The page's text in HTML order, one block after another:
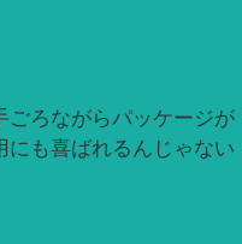
ごろながらパッケージが
にも喜ばれるんじゃない